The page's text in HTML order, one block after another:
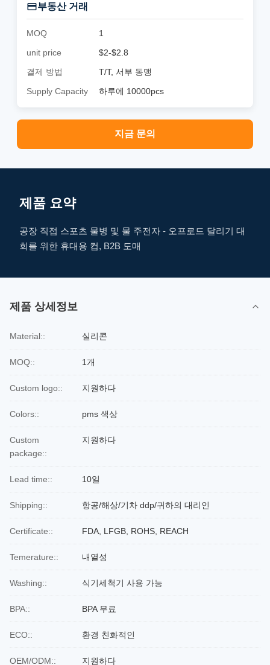
부동산 거래
MOQ
1
unit price
$2-$2.8
결제 방법
T/T, 서부 동맹
Supply Capacity
하루에 10000pcs
지금 문의
제품 요약
공장 직접 스포츠 물병 및 물 주전자 - 오프로드 달리기 대
회를 위한 휴대용 컵, B2B 도매
제품 상세정보
Material:: 실리콘
MOQ:: 1개
Custom logo:: 지원하다
Colors:: pms 색상
Custom
package::
지원하다
Lead time:: 10일
Shipping:: 항공/해상/기차 ddp/귀하의 대리인
Certificate:: FDA, LFGB, ROHS, REACH
Temerature:: 내열성
Washing:: 식기세척기 사용 가능
BPA:: BPA 무료
ECO:: 환경 친화적인
OEM/ODM:: 지원하다